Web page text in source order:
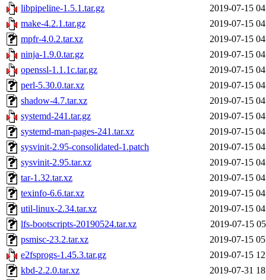
libpipeline-1.5.1.tar.gz
2019-07-15
make-4.2.1.tar.gz
2019-07-15
mpfr-4.0.2.tar.xz
2019-07-15
ninja-1.9.0.tar.gz
2019-07-15
openssl-1.1.1c.tar.gz
2019-07-15
perl-5.30.0.tar.xz
2019-07-15
shadow-4.7.tar.xz
2019-07-15
systemd-241.tar.gz
2019-07-15
systemd-man-pages-241.tar.xz
2019-07-15
sysvinit-2.95-consolidated-1.patch
2019-07-15
sysvinit-2.95.tar.xz
2019-07-15
tar-1.32.tar.xz
2019-07-15
texinfo-6.6.tar.xz
2019-07-15
util-linux-2.34.tar.xz
2019-07-15
lfs-bootscripts-20190524.tar.xz
2019-07-15
psmisc-23.2.tar.xz
2019-07-15
e2fsprogs-1.45.3.tar.gz
2019-07-15
kbd-2.2.0.tar.xz
2019-07-31